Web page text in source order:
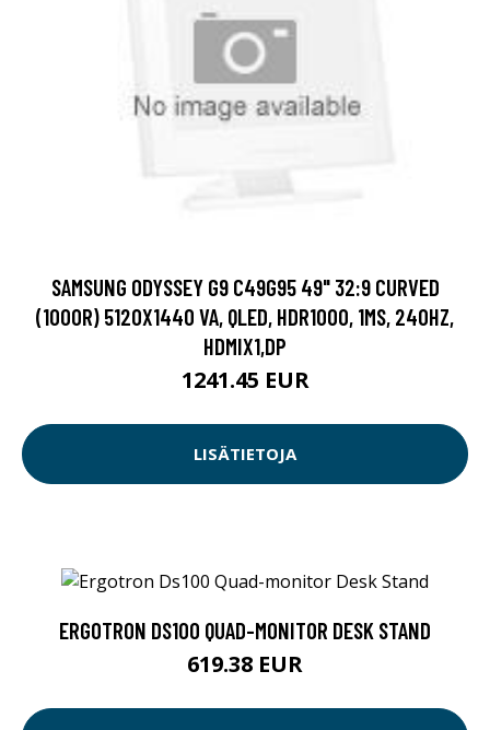
SAMSUNG ODYSSEY G9 C49G95 49" 32:9 CURVED
(1000R) 5120X1440 VA, QLED, HDR1000, 1MS, 240HZ,
HDMIX1,DP
1241.45 EUR
LISÄTIETOJA
ERGOTRON DS100 QUAD-MONITOR DESK STAND
619.38 EUR